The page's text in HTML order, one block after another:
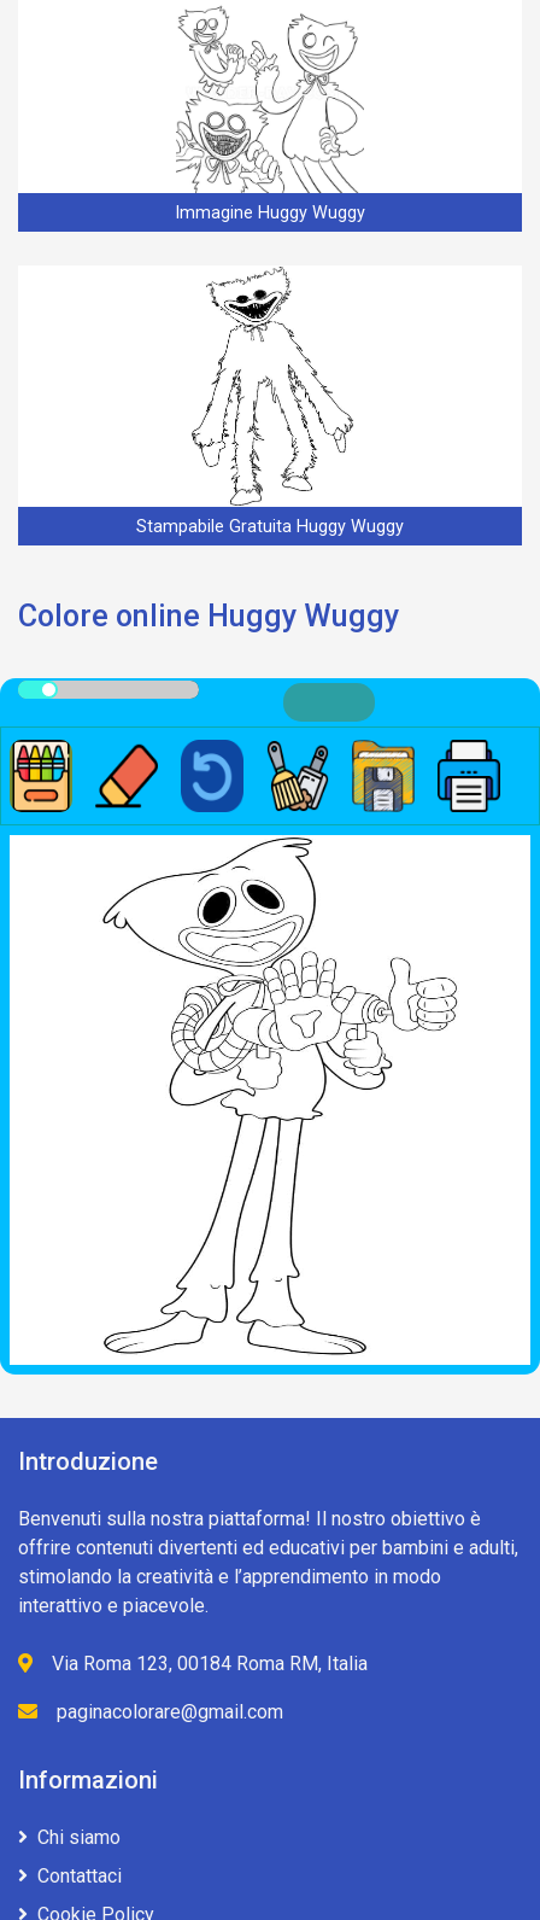
Immagine Huggy Wuggy
Stampabile Gratuita Huggy Wuggy
Colore online Huggy Wuggy
Introduzione
Benvenuti sulla nostra piattaforma! Il nostro obiettivo è
offrire contenuti divertenti ed educativi per bambini e adulti,
stimolando la creatività e l’apprendimento in modo
interattivo e piacevole.
Via Roma 123, 00184 Roma RM, Italia
paginacolorare@gmail.com
Informazioni
Chi siamo
Contattaci
Cookie Policy